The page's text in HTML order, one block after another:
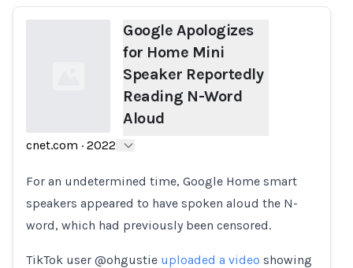
Google Apologizes
for Home Mini
Speaker Reportedly
Reading N-Word
Aloud
cnet.com · 2022
For an undetermined time, Google Home smart
speakers appeared to have spoken aloud the N-
word, which had previously been censored.
TikTok user @ohgustie uploaded a video showing